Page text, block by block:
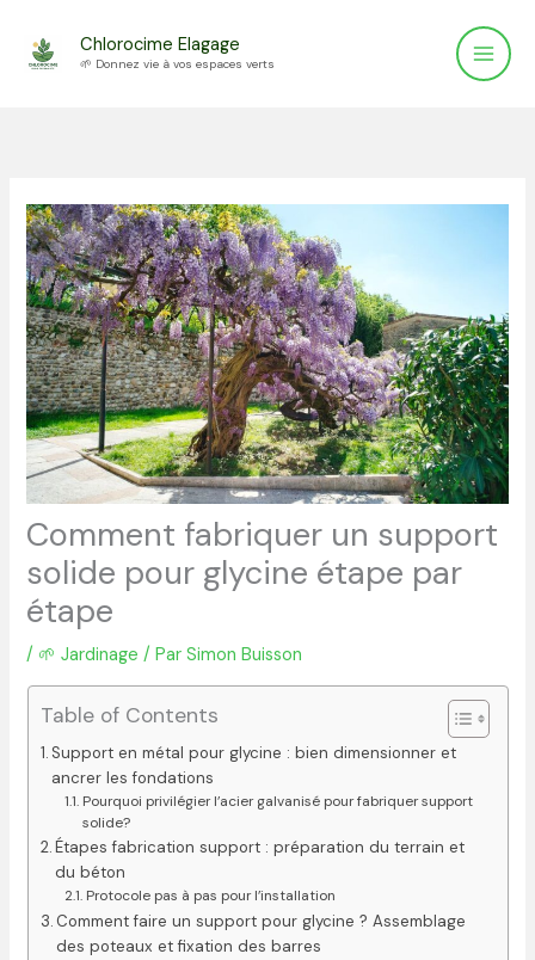
Chlorocime Elagage
🌱 Donnez vie à vos espaces verts
Comment fabriquer un support
solide pour glycine étape par
étape
/ 🌱 Jardinage / ParSimon Buisson
Table of Contents
Support en métal pour glycine : bien dimensionner et
ancrer les fondations
Pourquoi privilégier l’acier galvanisé pour fabriquer support
solide?
Étapes fabrication support : préparation du terrain et
du béton
Protocole pas à pas pour l’installation
Comment faire un support pour glycine ? Assemblage
des poteaux et fixation des barres